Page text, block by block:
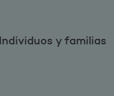
Individuos y familias